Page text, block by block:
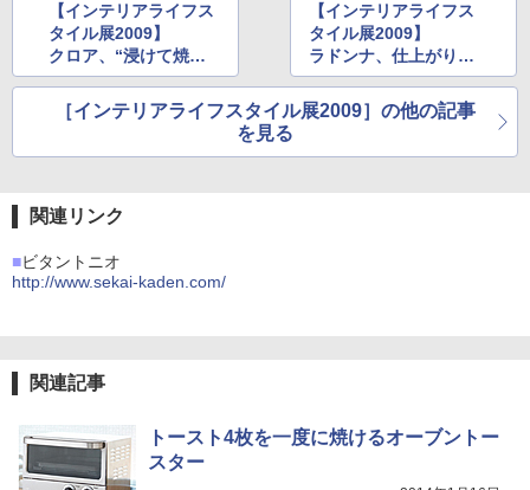
【インテリアライフス
タイル展2009】
クロア、“浸けて焼
く”スタイルのクレー
プメーカー
【インテリアライフス
タイル展2009】
ラドンナ、仕上がり温
度が調節できる電気ケ
トル
［インテリアライフスタイル展2009］の他の記事
を見る
関連リンク
■ビタントニオ
http://www.sekai-kaden.com/
関連記事
トースト4枚を一度に焼けるオーブントー
スター